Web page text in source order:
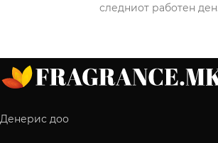
следниот работен ден.
Денерис доо